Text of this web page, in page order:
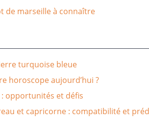
de marseille à connaître
turquoise bleue
horoscope aujourd’hui ?
: opportunités et défis
et capricorne : compatibilité et